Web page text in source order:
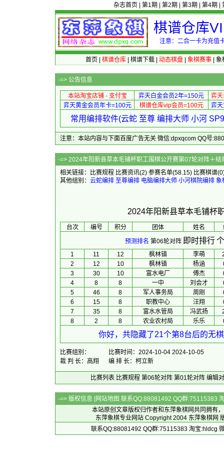
杂志首页 第1期 第2期 第3期 第4期
棋谱仓库
注意：二合一卡为充值
首页 棋谱仓库| 棋谱下载| 动态棋盘| 象棋赛事| 象
-=> 公告信息
本站淘宝店铺 - 支付宝 弈天白金会员2年=150元
弈
弈天黄金会员年卡=100元
棋谱仓库vip会员=100元 弈
常用编排软件(云蛇 至尊 编排大师 小河
注意：本站内容与下面百度广告无关 微信:dpxqcom QQ号
-=> 2024年阳新县草本毛铺杯职工围棋
相关链接：
比赛规程 比赛资讯(2) 参赛名单(58.15) 比赛棋谱
其他组别： 云蛇编排 至尊编排 电脑编排大师 小河棋院编排 象
2024年阳新县草本毛铺杯
台次 编号 积分 团体 姓名
预测排名 第06轮对阵 即时排行
1 11 12 枫林镇 李萌
2
12 10 枫林镇 杨涵
3
30 10 富水电厂 傅杰
4
8 8 一中 刘会才
5
46 8 军人事务局 周刚
6
15 8 职教中心 汪翔
7
35 8 富水水管局 冯武扬
8
2 8 农业农村局 乐乐
你好，共隐藏了21个第8台后的无
比赛组别：
比赛时间：2024-10-04 2024-10-05
裁 判 长：高翔
编 排 长：柯立新
比赛列表 比赛规程 第06轮对阵 第01轮对阵 编辑
-=> 版权信息 [网站地图 联系QQ:88081492 QQ群:75115383
本站原创文章版权归作者和 东萍象棋网共同拥有
东萍象棋专业网站 Copyright 2004 东萍象棋网
联系QQ:88081492 QQ群:75115383 淘宝:hldcg